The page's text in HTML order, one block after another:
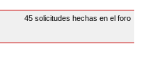
45 solicitudes hechas en el foro